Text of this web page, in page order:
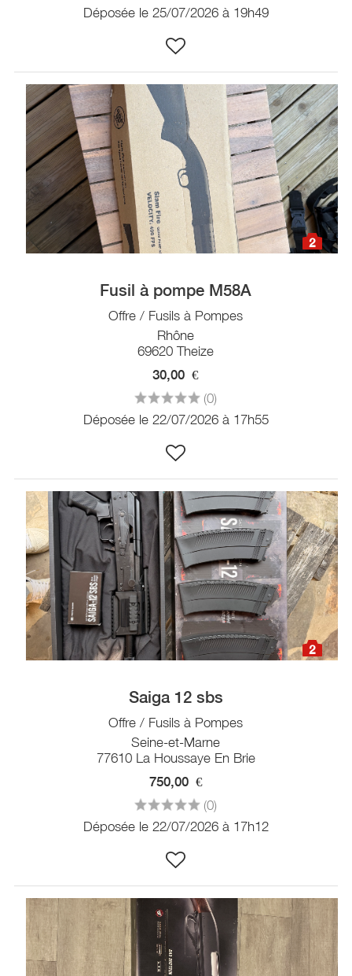
Déposée le 25/07/2026 à 19h49
2
Fusil à pompe M58A
Offre / Fusils à Pompes
Rhône
69620 Theize
30,00 €
(0)
Déposée le 22/07/2026 à 17h55
2
Saiga 12 sbs
Offre / Fusils à Pompes
Seine-et-Marne
77610 La Houssaye En Brie
750,00 €
(0)
Déposée le 22/07/2026 à 17h12